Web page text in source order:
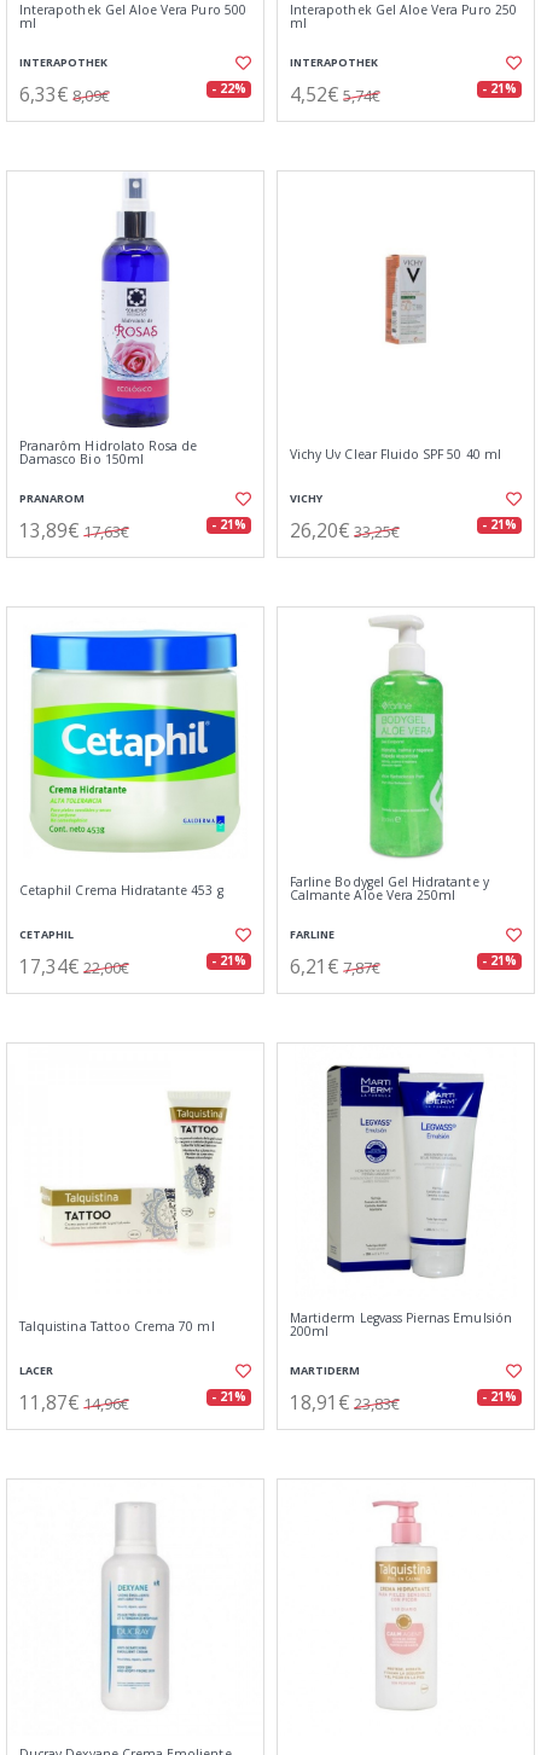
Interapothek Gel Aloe Vera Puro 500
ml
INTERAPOTHEK
6,33€ 8,09€ - 22%
Interapothek Gel Aloe Vera Puro 250
ml
INTERAPOTHEK
4,52€ 5,74€ - 21%
Pranarôm Hidrolato Rosa de
Damasco Bio 150ml
PRANAROM
13,89€ 17,63€ - 21%
Vichy Uv Clear Fluido SPF 50 40 ml
VICHY
26,20€ 33,25€ - 21%
Cetaphil Crema Hidratante 453 g
CETAPHIL
17,34€ 22,00€ - 21%
Farline Bodygel Gel Hidratante y
Calmante Aloe Vera 250ml
FARLINE
6,21€ 7,87€ - 21%
Talquistina Tattoo Crema 70 ml
LACER
11,87€ 14,96€ - 21%
Martiderm Legvass Piernas Emulsión
200ml
MARTIDERM
18,91€ 23,83€ - 21%